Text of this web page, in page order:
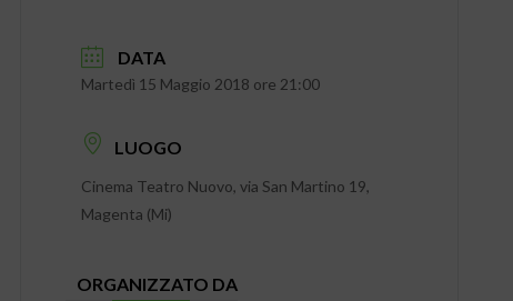
DATA
Martedì 15 Maggio 2018 ore 21:00
LUOGO
Cinema Teatro Nuovo, via San Martino 19,
Magenta (Mi)
ORGANIZZATO DA